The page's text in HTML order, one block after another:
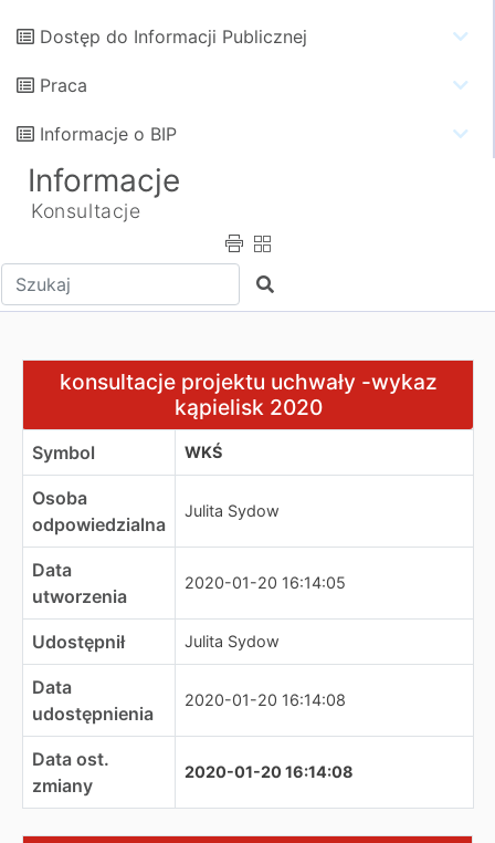
Dostęp do Informacji Publicznej
Praca
Informacje o BIP
Informacje
Konsultacje
Wpisz tekst do wyszukania Szukaj
konsultacje projektu uchwały -wykaz kąpielisk 2020
konsultacje projektu uchwały -wykaz
kąpielisk 2020
Symbol WKŚ
Osoba
odpowiedzialna
Julita Sydow
Data
utworzenia
2020-01-20 16:14:05
Udostępnił Julita Sydow
Data
udostępnienia
2020-01-20 16:14:08
Data ost.
zmiany
2020-01-20 16:14:08